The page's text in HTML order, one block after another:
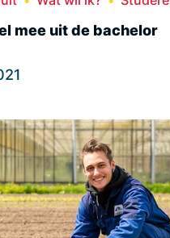
mee uit de bachelor